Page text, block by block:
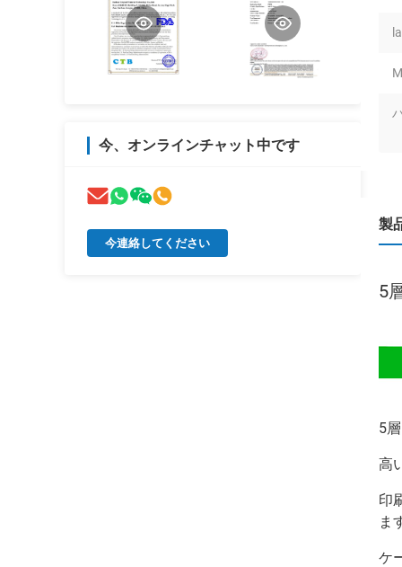
今、オンラインチャット中です
今連絡してください
製
5
5
高
印
ま
ケ